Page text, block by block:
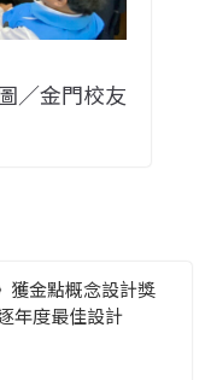
／金門校友
獲金點概念設計獎
年度最佳設計